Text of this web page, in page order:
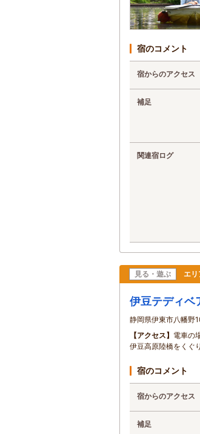
宿のコメント
宿からのアクセス
補足
関連宿ログ
見る・遊ぶ エリ
伊豆テディベ
静岡県伊東市八幡野
【アクセス】 電車の
伊豆高原陸橋を
宿のコメント
宿からのアクセス
補足